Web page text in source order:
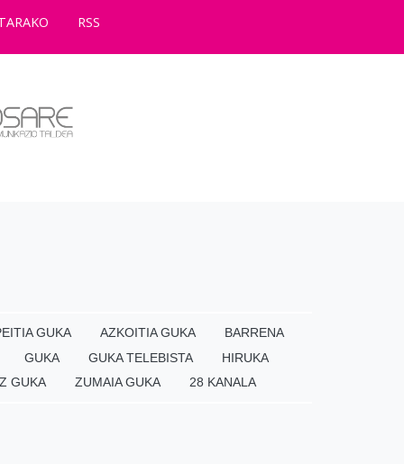
RSS
GUKA AZKOITIA GUKA
BARRENA
GUKA
GUKA TELEBISTA
HIRUKA
GUKA
ZUMAIA GUKA 28 KANALA